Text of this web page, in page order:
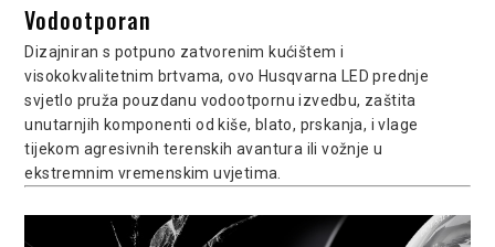
Vodootporan
Dizajniran s potpuno zatvorenim kućištem i
visokokvalitetnim brtvama, ovo Husqvarna LED prednje
svjetlo pruža pouzdanu vodootpornu izvedbu, zaštita
unutarnjih komponenti od kiše, blato, prskanja, i vlage
tijekom agresivnih terenskih avantura ili vožnje u
ekstremnim vremenskim uvjetima.